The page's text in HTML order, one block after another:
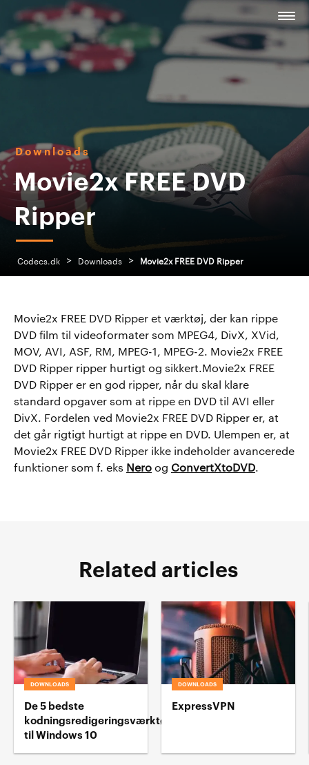
Downloads
Movie2x FREE DVD
Ripper
Codecs.dk > Downloads > Movie2x FREE DVD Ripper
Movie2x FREE DVD Ripper et værktøj, der kan rippe
DVD film til videoformater som MPEG4, DivX, XVid,
MOV, AVI, ASF, RM, MPEG-1, MPEG-2. Movie2x FREE
DVD Ripper ripper hurtigt og sikkert.Movie2x FREE
DVD Ripper er en god ripper, når du skal klare
standard opgaver som at rippe en DVD til AVI eller
DivX. Fordelen ved Movie2x FREE DVD Ripper er, at
det går rigtigt hurtigt at rippe en DVD. Ulempen er, at
Movie2x FREE DVD Ripper ikke indeholder avancerede
funktioner som f. eks Nero og ConvertXtoDVD.
Related articles
DOWNLOADS
De 5 bedste
kodningsredigeringsværktøj
til Windows 10
DOWNLOADS
ExpressVPN